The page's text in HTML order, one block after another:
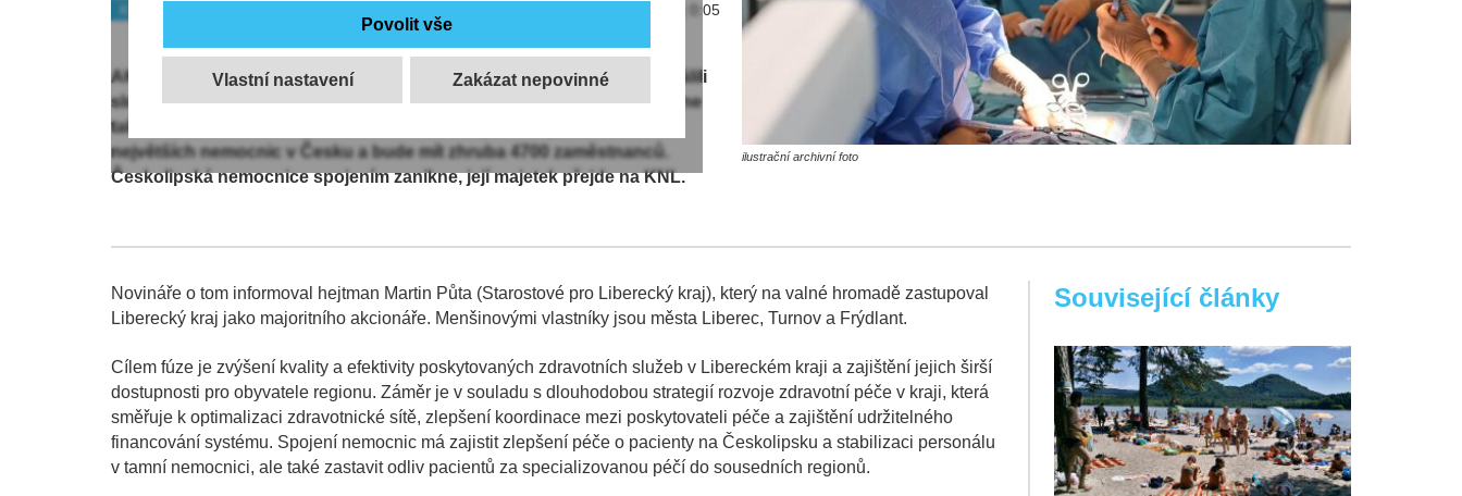
Vlastní nastavení
Kraj 30.12.2025 | 0:05
AKTUALIZOVÁNO: Akcionáři Krajské nemocnice Liberec (KNL) schválili
sloučení s Nemocnicí s poliklinikou Česká Lípa k 1. lednu 2026. Vznikne
tak zdravotnické zařízení s více než 1600 lůžky. Bude patřit k desítce
největších nemocnic v Česku a bude mít zhruba 4700 zaměstnanců.
Českolipská nemocnice spojením zanikne, její majetek přejde na KNL.
ilustrační archivní foto
Novináře o tom informoval hejtman Martin Půta (Starostové pro Liberecký kraj), který na valné hromadě zastupoval
Liberecký kraj jako majoritního akcionáře. Menšinovými vlastníky jsou města Liberec, Turnov a Frýdlant.
Cílem fúze je zvýšení kvality a efektivity poskytovaných zdravotních služeb v Libereckém kraji a zajištění jejich širší
dostupnosti pro obyvatele regionu. Záměr je v souladu s dlouhodobou strategií rozvoje zdravotní péče v kraji, která
směřuje k optimalizaci zdravotnické sítě, zlepšení koordinace mezi poskytovateli péče a zajištění udržitelného
financování systému. Spojení nemocnic má zajistit zlepšení péče o pacienty na Českolipsku a stabilizaci personálu
v tamní nemocnici, ale také zastavit odliv pacientů za specializovanou péčí do sousedních regionů.
Související články